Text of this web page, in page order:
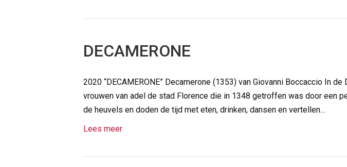
DECAMERONE
2020 “DECAMERONE” Decamerone (1353) van Giovanni Boccaccio In
vrouwen van adel de stad Florence die in 1348 getroffen was door een
de heuvels en doden de tijd met eten, drinken, dansen en vertellen…
Lees meer